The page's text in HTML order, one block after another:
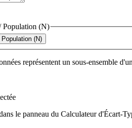
Population (N)
Population (N)
représentent un sous-ensemble
le panneau du Calculateur d'Écart-